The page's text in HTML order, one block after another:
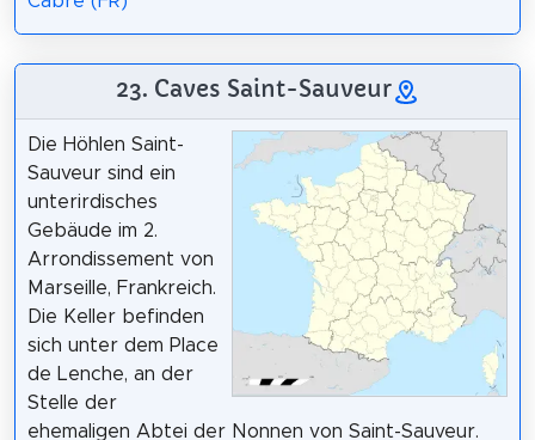
23. Caves Saint-Sauveur
Die Höhlen Saint-
Sauveur sind ein
unterirdisches
Gebäude im 2.
Arrondissement von
Marseille, Frankreich.
Die Keller befinden
sich unter dem Place
de Lenche, an der
Stelle der
ehemaligen Abtei der Nonnen von Saint-Sauveur.